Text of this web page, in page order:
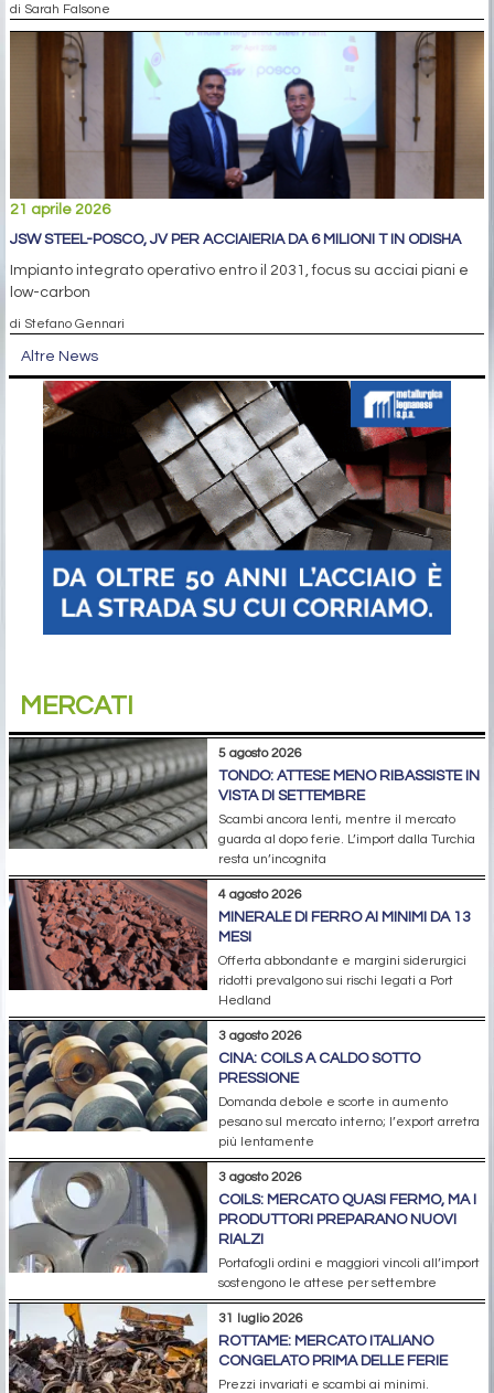
di Sarah Falsone
21 aprile 2026
JSW STEEL-POSCO, JV PER ACCIAIERIA DA 6 MILIONI T IN ODISHA
Impianto integrato operativo entro il 2031, focus su acciai piani e
low-carbon
di Stefano Gennari
Altre News
MERCATI
5 agosto 2026
TONDO: ATTESE MENO RIBASSISTE IN
VISTA DI SETTEMBRE
Scambi ancora lenti, mentre il mercato
guarda al dopo ferie. L’import dalla Turchia
resta un’incognita
4 agosto 2026
MINERALE DI FERRO AI MINIMI DA 13
MESI
Offerta abbondante e margini siderurgici
ridotti prevalgono sui rischi legati a Port
Hedland
3 agosto 2026
CINA: COILS A CALDO SOTTO
PRESSIONE
Domanda debole e scorte in aumento
pesano sul mercato interno; l’export arretra
più lentamente
3 agosto 2026
COILS: MERCATO QUASI FERMO, MA I
PRODUTTORI PREPARANO NUOVI
RIALZI
Portafogli ordini e maggiori vincoli all’import
sostengono le attese per settembre
31 luglio 2026
ROTTAME: MERCATO ITALIANO
CONGELATO PRIMA DELLE FERIE
Prezzi invariati e scambi ai minimi.